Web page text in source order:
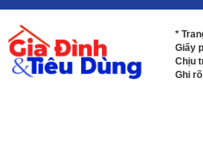
*
Giấy
Chịu
Ghi